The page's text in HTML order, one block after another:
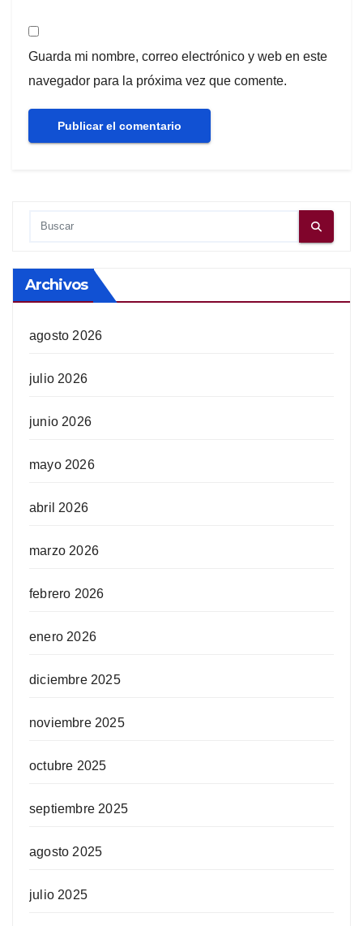
Guarda mi nombre, correo electrónico y web en este
navegador para la próxima vez que comente.
Archivos
agosto 2026
julio 2026
junio 2026
mayo 2026
abril 2026
marzo 2026
febrero 2026
enero 2026
diciembre 2025
noviembre 2025
octubre 2025
septiembre 2025
agosto 2025
julio 2025